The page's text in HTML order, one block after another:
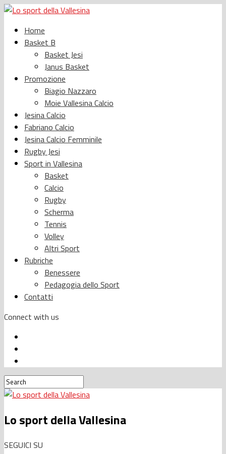
Home
Basket B
Basket Jesi
Janus Basket
Promozione
Biagio Nazzaro
Moie Vallesina Calcio
Jesina Calcio
Fabriano Calcio
Jesina Calcio Femminile
Rugby Jesi
Sport in Vallesina
Basket
Calcio
Rugby
Scherma
Tennis
Volley
Altri Sport
Rubriche
Benessere
Pedagogia dello Sport
Contatti
Connect with us
Lo sport della Vallesina
SEGUICI SU